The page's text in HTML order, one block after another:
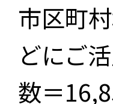
市区町
どにご
数＝